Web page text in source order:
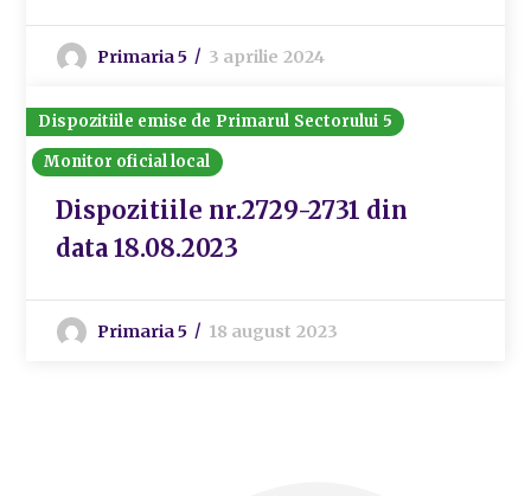
Primaria 5 3 aprilie 2024
Dispozitiile emise de Primarul Sectorului 5
Monitor oficial local
Dispozitiile nr.2729-2731 din
data 18.08.2023
Primaria 5 18 august 2023